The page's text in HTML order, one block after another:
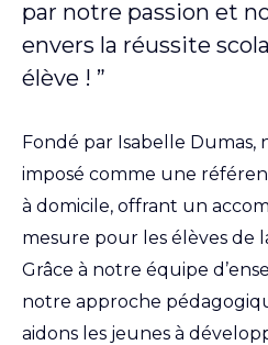
par notre passion et
envers la réussite
élève ! ”
Fondé par Isabelle Dumas,
imposé comme une
à domicile, offrant un
mesure pour les élèves de
Grâce à notre équipe
notre approche
aidons les jeunes à